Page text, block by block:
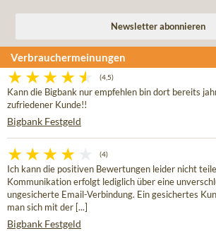
Verbrauchermeinungen
(4,5)
Kann die Bigbank nur empfehlen bin dort bereits
zufriedener Kunde!!
Bigbank Festgeld
(4)
Ich kann die positiven Bewertungen leider nicht
Kommunikation erfolgt lediglich über eine
ungesicherte Email-Verbindung. Ein gesichertes
man sich mit der [...]
Bigbank Festgeld